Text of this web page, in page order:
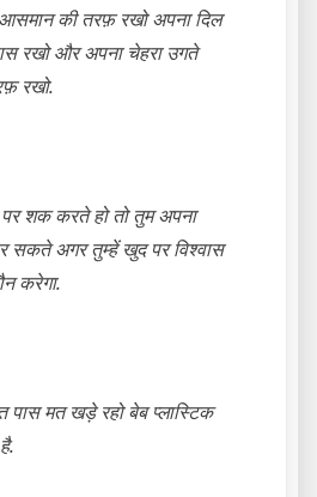
की तरफ़ रखो अपना दिल
रखो और अपना चेहरा उगते
रखो.
शक करते हो तो तुम अपना
सकते अगर तुम्हें खुद पर विश्वास
करेगा.
पास मत खड़े रहो बेब प्लास्टिक